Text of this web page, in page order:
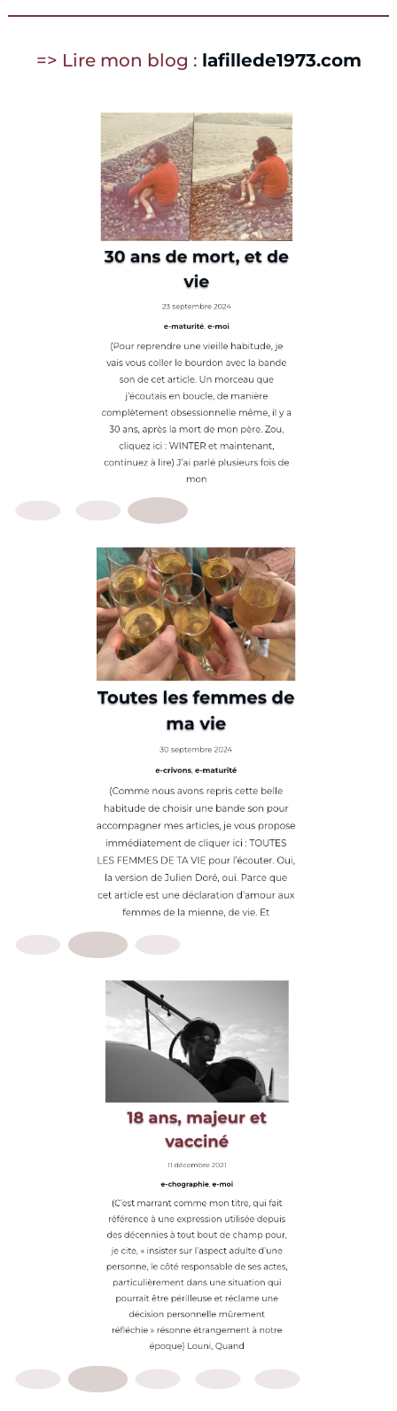
=> Lire mon blog : lafillede1973.com